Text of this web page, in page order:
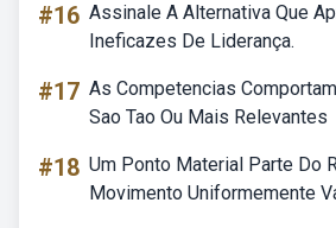
#16 Assinale A Alternativa Que
Ineficazes De Liderança.
#17 As Competencias
Sao Tao Ou Mais Relevantes
#18 Um Ponto Material Parte Do
Movimento Uniformemente